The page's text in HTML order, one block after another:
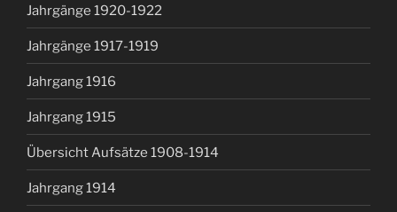
Jahrgänge 1920-1922
Jahrgänge 1917-1919
Jahrgang 1916
Jahrgang 1915
Übersicht Aufsätze 1908-1914
Jahrgang 1914